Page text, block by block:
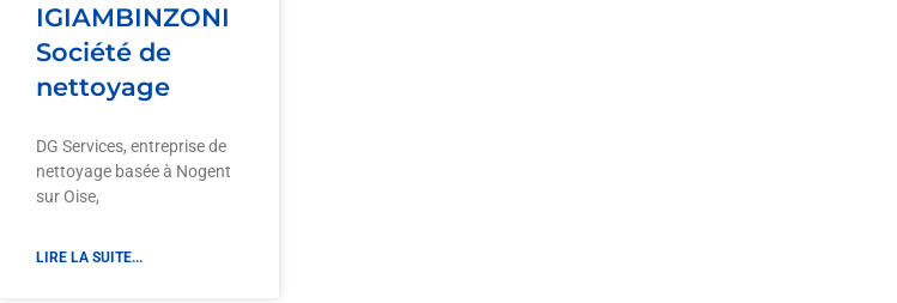
IGIAMBINZONI
Société de
nettoyage
DG Services, entreprise de
nettoyage basée à Nogent
sur Oise,
LIRE LA SUITE...